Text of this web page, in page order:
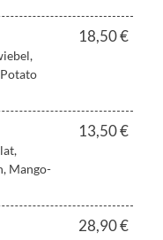
18,50 €
13,50 €
Mango-
28,90 €